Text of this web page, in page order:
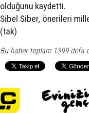
olduğunu kaydetti.
Sibel Siber, önerileri
(tak)
Bu haber toplam 1399 defa